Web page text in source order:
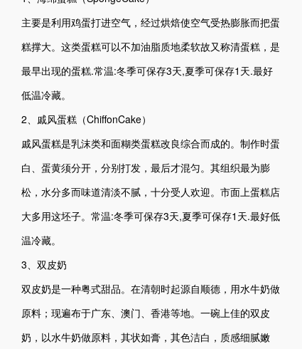
主要是利用鸡蛋打进空气，经过烘焙使空气受热膨胀而把蛋
糕撑大。这类蛋糕可以不加油脂质地柔软故又称清蛋糕，是
最早出现的蛋糕.常温:冬季可保存3天,夏季可保存1天.最好
低温冷藏。
2、戚风蛋糕（ChiffonCake）
戚风蛋糕是乳沫类和面糊类蛋糕改良综合而成的。制作时蛋
白、蛋黄须分开，分别打发，最后才混匀。其组织最为膨
松，水分多而味道清淡不腻，十分受人欢迎。市面上蛋糕店
大多用这坯子。常温:冬季可保存3天,夏季可保存1天.最好低
温冷藏。
3、双皮奶
双皮奶是一种粤式甜品。在清朝时起源自顺德，用水牛奶做
原料；现遍布于广东、澳门、香港等地。一碗上佳的双皮
奶，以水牛奶做原料，其状如膏，其色洁白，质感细腻嫩